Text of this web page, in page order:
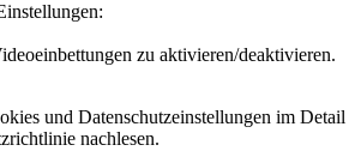
zu aktivieren/deaktivieren.
und Datenschutzeinstellungen im Detail
nachlesen.